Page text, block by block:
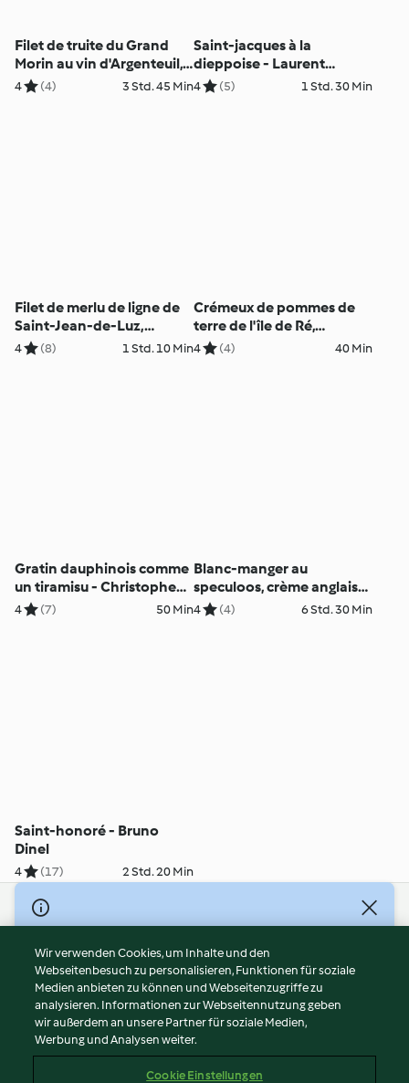
Filet de truite du Grand
Morin au vin d'Argenteuil,
velours de cresson de
4 (4) 3 Std. 45 Min
Saint-jacques à la
dieppoise - Laurent
Clément
4 (5) 1 Std. 30 Min
Filet de merlu de ligne de
Saint-Jean-de-Luz,
espuma de cèpes du
4 (8) 1 Std. 10 Min
Crémeux de pommes de
terre de l'île de Ré,
coquillages de nos côtes -
4 (4) 40 Min
Gratin dauphinois comme
un tiramisu - Christophe
Aribert
4 (7) 50 Min
Blanc-manger au
speculoos, crème anglaise
à la chicorée - Nicolas
4 (4) 6 Std. 30 Min
Saint-honoré - Bruno
Dinel
4 (17) 2 Std. 20 Min
© Copyright 2026
Nutzungsbedingungen
Datenschutzrichtlinien
Disclaimer
Impressum
Cookies
Wir verwenden Cookies, um Inhalte und den
Webseitenbesuch zu personalisieren, Funktionen für soziale
Medien anbieten zu können und Webseitenzugriffe zu
analysieren. Informationen zur Webseitennutzung geben
wir außerdem an unsere Partner für soziale Medien,
Werbung und Analysen weiter.
Cookie Einstellungen